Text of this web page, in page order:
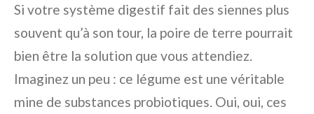
Si votre système digestif fait des siennes plus
souvent qu’à son tour, la poire de terre pourrait
bien être la solution que vous attendiez.
Imaginez un peu : ce légume est une véritable
mine de substances probiotiques. Oui, oui, ces